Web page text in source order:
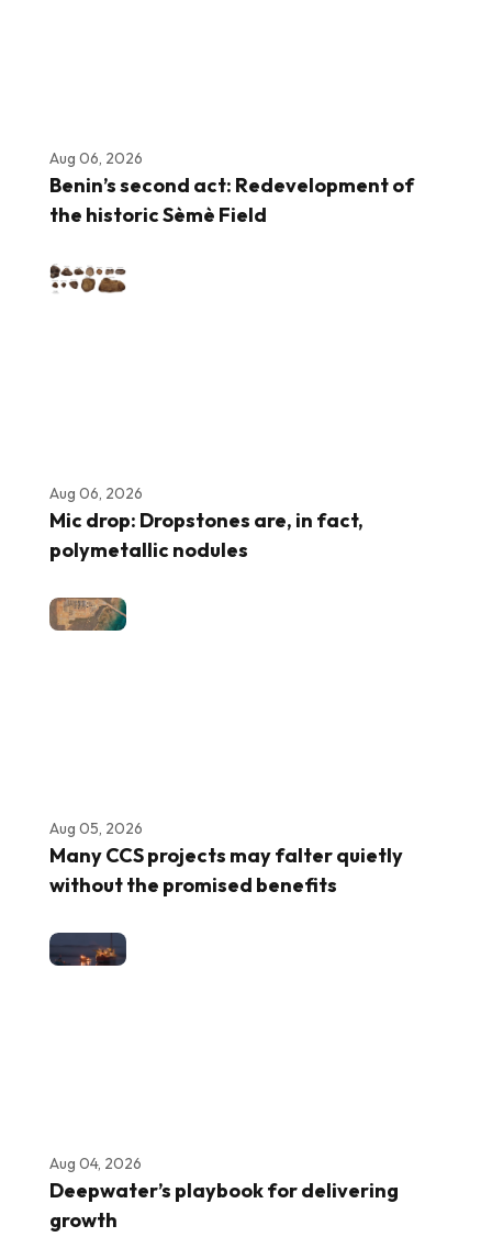
Aug 06, 2026
Benin’s second act: Redevelopment of
the historic Sèmè Field
Aug 06, 2026
Mic drop: Dropstones are, in fact,
polymetallic nodules
Aug 05, 2026
Many CCS projects may falter quietly
without the promised benefits
Aug 04, 2026
Deepwater’s playbook for delivering
growth